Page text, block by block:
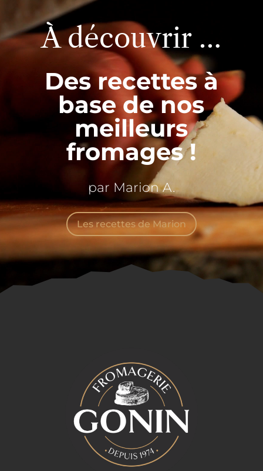
À découvrir …
Des recettes à
base de nos
meilleurs
fromages !
par Marion A.
Les recettes de Marion